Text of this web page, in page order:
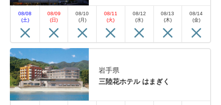
08/08
(土)
08/09
(日)
08/10
(月)
08/11
(火)
08/12
(水)
08/13
(木)
08/14
(金)
岩手県
三陸花ホテル はまぎく